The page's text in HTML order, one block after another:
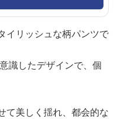
イリッシュな柄パンツで
識したデザインで、個
て美しく揺れ、都会的な